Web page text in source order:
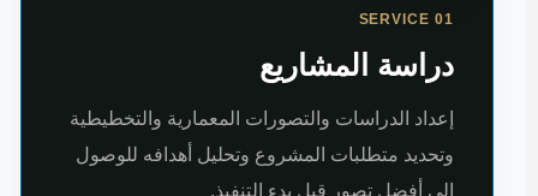
SERVICE 01
دراسة المشاريع
إعداد الدراسات والتصورات المعمارية والتخطيطية
وتحديد متطلبات المشروع وتحليل أهدافه للوصول
إلى أفضل تصور قبل بدء التنفيذ.